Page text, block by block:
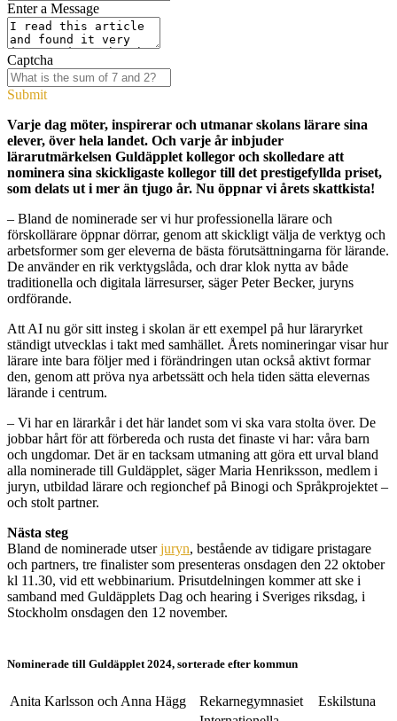
Enter a Message
Captcha
Submit
Varje dag möter, inspirerar och utmanar skolans lärare sina
elever, över hela landet. Och varje år inbjuder
lärarutmärkelsen Guldäpplet kollegor och skolledare att
nominera sina skickligaste kollegor till det prestigefyllda priset,
som delats ut i mer än tjugo år. Nu öppnar vi årets skattkista!
– Bland de nominerade ser vi hur professionella lärare och
förskollärare öppnar dörrar, genom att skickligt välja de verktyg och
arbetsformer som ger eleverna de bästa förutsättningarna för lärande.
De använder en rik verktygslåda, och drar klok nytta av både
traditionella och digitala lärresurser, säger Peter Becker, juryns
ordförande.
Att AI nu gör sitt insteg i skolan är ett exempel på hur läraryrket
ständigt utvecklas i takt med samhället. Årets nomineringar visar hur
lärare inte bara följer med i förändringen utan också aktivt formar
den, genom att pröva nya arbetssätt och hela tiden sätta elevernas
lärande i centrum.
– Vi har en lärarkår i det här landet som vi ska vara stolta över. De
jobbar hårt för att förbereda och rusta det finaste vi har: våra barn
och ungdomar. Det är en tacksam utmaning att göra ett urval bland
alla nominerade till Guldäpplet, säger Maria Henriksson, medlem i
juryn, utbildad lärare och regionchef på Binogi och Språkprojektet –
och stolt partner.
Nästa steg
Bland de nominerade utserjuryn, bestående av tidigare pristagare
och partners, tre finalister som presenteras onsdagen den 22 oktober
kl 11.30, vid ett webbinarium. Prisutdelningen kommer att ske i
samband med Guldäpplets Dag och hearing i Sveriges riksdag, i
Stockholm onsdagen den 12 november.
Nominerade till Guldäpplet 2024, sorterade efter kommun
Anita Karlsson och Anna Hägg Rekarnegymnasiet
Eskilstuna